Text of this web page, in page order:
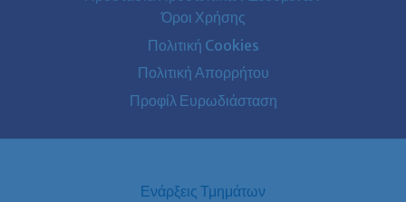
Όροι Χρήσης
Πολιτική Cookies
Πολιτική Απορρήτου
Προφίλ Ευρωδιάσταση
Ενάρξεις Τμημάτων